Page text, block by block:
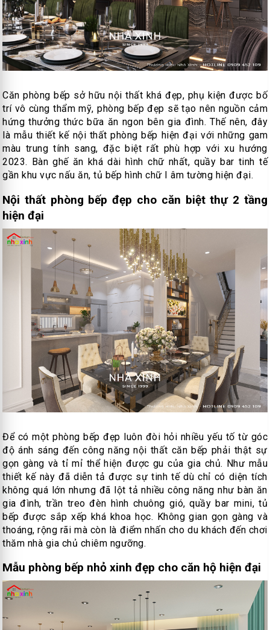
Căn phòng bếp sở hữu nội thất khá đẹp, phụ kiện được bố
trí vô cùng thẩm mỹ, phòng bếp đẹp sẽ tạo nên nguồn cảm
hứng thưởng thức bữa ăn ngon bên gia đình. Thế nên, đây
là mẫu thiết kế nội thất phòng bếp hiện đại với những gam
màu trung tính sang, đặc biệt rất phù hợp với xu hướng
2023. Bàn ghế ăn khá dài hình chữ nhất, quầy bar tinh tế
gần khu vực nấu ăn, tủ bếp hình chữ I âm tường hiện đại.
Nội thất phòng bếp đẹp cho căn biệt thự 2 tầng
hiện đại
Để có một phòng bếp đẹp luôn đòi hỏi nhiều yếu tố từ góc
độ ánh sáng đến công năng nội thất căn bếp phải thật sự
gọn gàng và tỉ mỉ thể hiện được gu của gia chủ. Như mẫu
thiết kế này đã diễn tả được sự tinh tế dù chỉ có diện tích
không quá lớn nhưng đã lột tả nhiều công năng như bàn ăn
gia đình, trần treo đèn hình chuông gió, quầy bar mini, tủ
bếp được sắp xếp khá khoa học. Không gian gọn gàng và
thoáng, rộng rãi mà còn là điểm nhấn cho du khách đến chơi
thăm nhà gia chủ chiêm ngưỡng.
Mẫu phòng bếp nhỏ xinh đẹp cho căn hộ hiện đại